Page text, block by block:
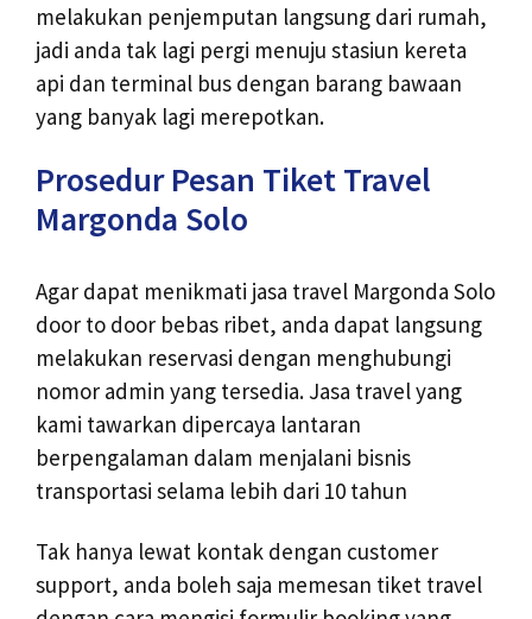
melakukan penjemputan langsung dari rumah,
jadi anda tak lagi pergi menuju stasiun kereta
api dan terminal bus dengan barang bawaan
yang banyak lagi merepotkan.
Prosedur Pesan Tiket Travel
Margonda Solo
Agar dapat menikmati jasa travel Margonda Solo
door to door bebas ribet, anda dapat langsung
melakukan reservasi dengan menghubungi
nomor admin yang tersedia. Jasa travel yang
kami tawarkan dipercaya lantaran
berpengalaman dalam menjalani bisnis
transportasi selama lebih dari 10 tahun
Tak hanya lewat kontak dengan customer
support, anda boleh saja memesan tiket travel